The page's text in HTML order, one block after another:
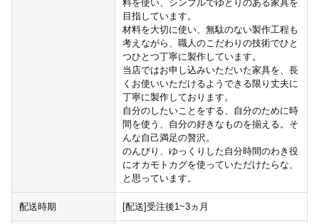
料を使い、シンプルでゆとりのある家具を
目指しています。
材料を大切に使い、無駄のない製作工程も
考えながら、職人のこだわりの技術でひと
つひとつ丁寧に製作しています。
当店ではお申し込みいただいた家具を、長
くお使いいただけるようできる限り丈夫に
丁寧に製作しております。
自分のしたいことをする、自分のために時
間を使う、自分の好きなものを揃える。そ
んな自己満足の贅沢。
のんびり、ゆっくりした自分時間のわき役
にオカモトカグを使っていただけたらな、
と思っています。
配送時期 [配送]受注後1~3ヵ月